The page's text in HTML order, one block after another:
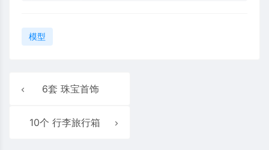
模型
6套 珠宝首饰
10个 行李旅行箱